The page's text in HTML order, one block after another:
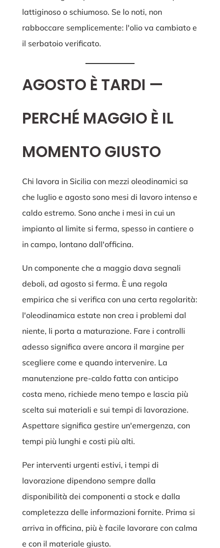
lattiginoso o schiumoso. Se lo noti, non
rabboccare semplicemente: l'olio va cambiato e
il serbatoio verificato.
AGOSTO È TARDI —
PERCHÉ MAGGIO È IL
MOMENTO GIUSTO
Chi lavora in Sicilia con mezzi oleodinamici sa
che luglio e agosto sono mesi di lavoro intenso e
caldo estremo. Sono anche i mesi in cui un
impianto al limite si ferma, spesso in cantiere o
in campo, lontano dall'officina.
Un componente che a maggio dava segnali
deboli, ad agosto si ferma. È una regola
empirica che si verifica con una certa regolarità:
l'oleodinamica estate non crea i problemi dal
niente, li porta a maturazione. Fare i controlli
adesso significa avere ancora il margine per
scegliere come e quando intervenire. La
manutenzione pre-caldo fatta con anticipo
costa meno, richiede meno tempo e lascia più
scelta sui materiali e sui tempi di lavorazione.
Aspettare significa gestire un'emergenza, con
tempi più lunghi e costi più alti.
Per interventi urgenti estivi, i tempi di
lavorazione dipendono sempre dalla
disponibilità dei componenti a stock e dalla
completezza delle informazioni fornite. Prima si
arriva in officina, più è facile lavorare con calma
e con il materiale giusto.